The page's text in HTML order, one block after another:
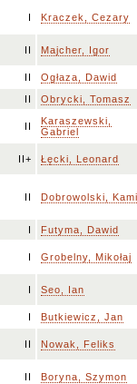
I Kraczek, Cezary
II Majcher, Igor
II
Ogłaza, Dawid
II Obrycki, Tomasz
II
Karaszewski,
Gabriel
II+ Łęcki, Leonard
II Dobrowolski,
I Futyma, Dawid
I Grobelny, Mikołaj
I Seo, Ian
I Butkiewicz, Jan
II Nowak, Feliks
II Boryna, Szymon